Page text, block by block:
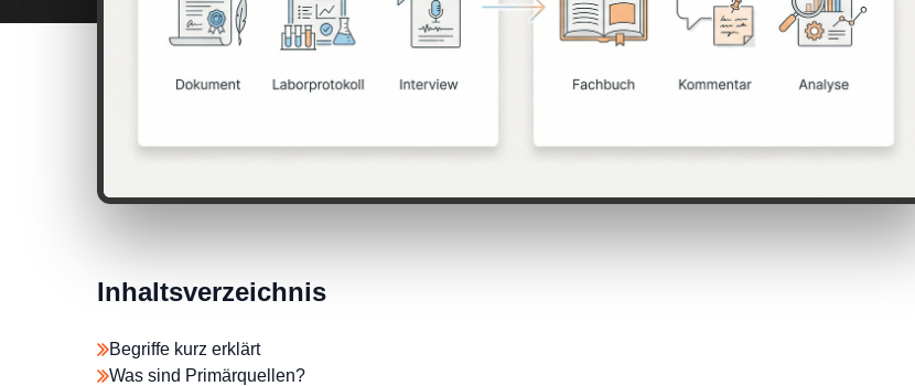
Inhaltsverzeichnis
Begriffe kurz erklärt
Was sind Primärquellen?